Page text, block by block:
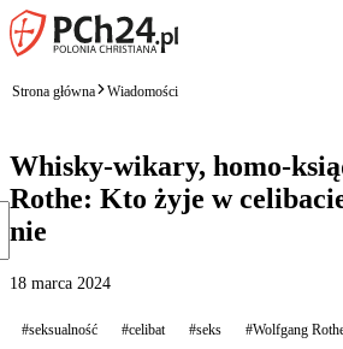
Strona główna Wiadomości
Whisky-wikary, homo-
Rothe: Kto żyje w
nie
18 marca 2024
#seksualność #celibat #seks #Wolfgang